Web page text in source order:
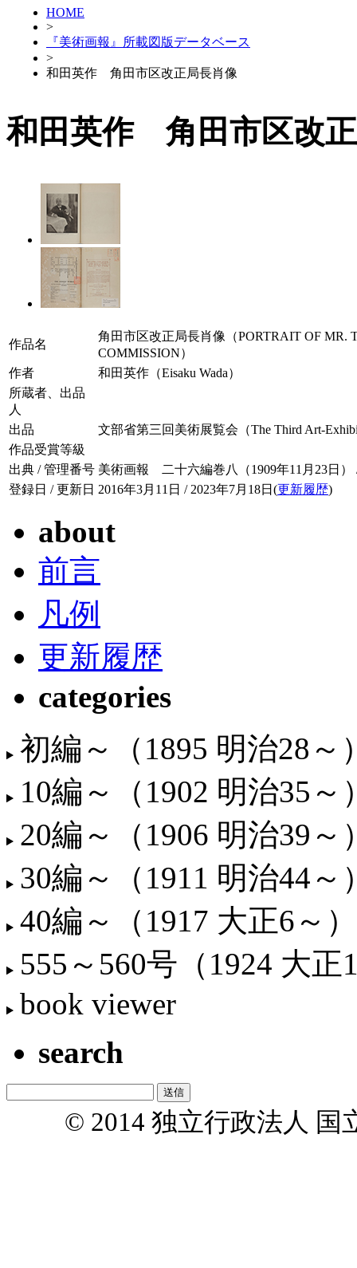
HOME
>
『美術画報』所載図版データベース
>
和田英作 角田市区改正局長肖像
和田英作 角田市区改
作品名
角田市区改正局長肖像（PORTRAIT OF
COMMISSION）
作者
和田英作（Eisaku Wada）
所蔵者、出品
人
出品
文部省第三回美術展覧会（The Third Art-
作品受賞等級
出典 / 管理番号 美術画報 二十六編巻八（1909年11月23日）
登録日 / 更新日 2016年3月11日 / 2023年7月18日(更新履歴)
about
前言
凡例
更新履歴
categories
初編～（1895 明治28～
10編～（1902 明治35～
20編～（1906 明治39～
30編～（1911 明治44～
40編～（1917 大正6～）
555～560号（1924 大正
book viewer
search
© 2014 独立行政法人 国